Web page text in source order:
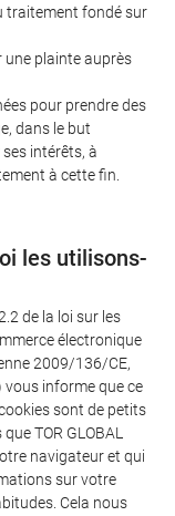
traitement fondé sur
une plainte auprès
pour prendre des
dans le but
intérêts, à
à cette fin.
les utilisons-
de la loi sur les
électronique
2009/136/CE,
vous informe que ce
sont de petits
TOR GLOBAL
navigateur et qui
sur votre
Cela nous